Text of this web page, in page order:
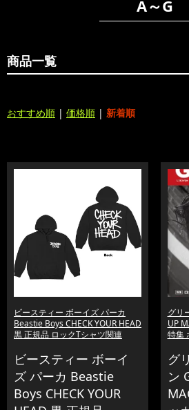
A～G
商品一覧
おすすめ順 | 価格順 | 新着順
ビースティー ボーイズ パーカ
Beastie Boys CHECK YOUR HEAD
黒 正規品 ロックTシャツ関連
ビースティー ボーイ
ズ パーカ Beastie
Boys CHECK YOUR
グリ
UP
特集
グ
ン